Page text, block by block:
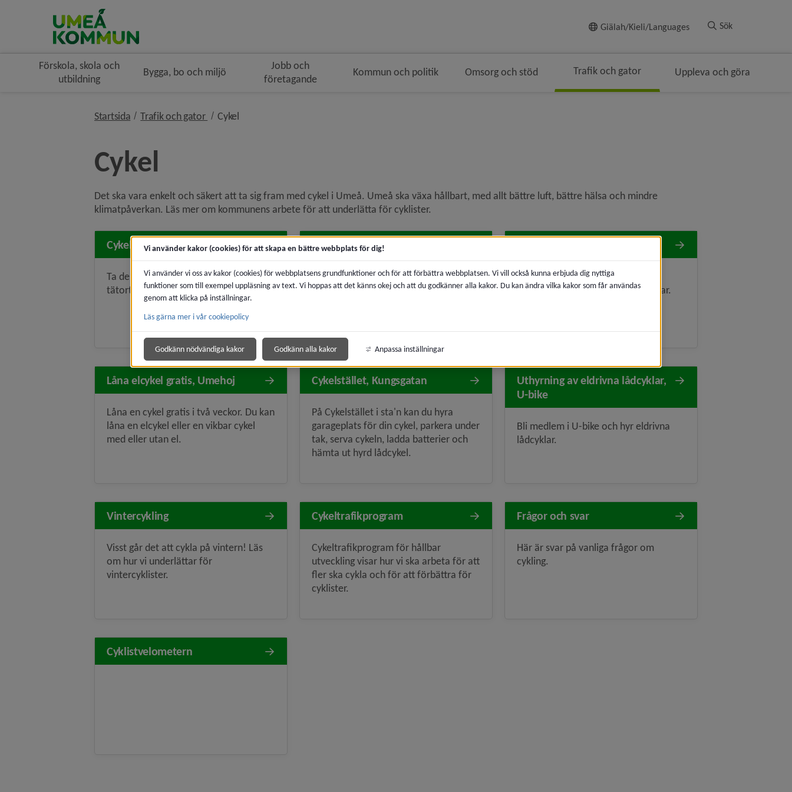
Giälah/Kieli/Languages Sök
Förskola, skola och
utbildning
Bygga, bo och miljö
Jobb och
företagande
Kommun och politik Omsorg och stöd Trafik och gator Uppleva och göra
Startsida Trafik och gator nivå i brödsmulenavigeringen
Cykelnivå i brödsmulenavigeringen
Cykel
Det ska vara enkelt och säkert att ta sig fram med cykel i Umeå. Umeå ska växa hållbart, med allt bättre luft, bättre hälsa och mindre
klimatpåverkan. Läs mer om kommunens arbete för att underlätta för cyklister.
Cykelkarta
Ta del av karta över cykelvägar i Umeå
tätort och kommundelarna.
Cykelparkering
Parkera din cykel på rätt sätt så att alla
kan ta sig fram och så att det ser
Pumpa cykeldäck, barnvagns- och
rullstolshjul med publika luftpumpar.
Låna elcykel gratis, Umehoj
Låna en cykel gratis i två veckor. Du kan
låna en elcykel eller en vikbar cykel
med eller utan el.
Cykelstället, Kungsgatan
På Cykelstället i sta'n kan du hyra
garageplats för din cykel, parkera under
tak, serva cykeln, ladda batterier och
hämta ut hyrd lådcykel.
Uthyrning av eldrivna lådcyklar,
U-bike
Bli medlem i U-bike och hyr eldrivna
lådcyklar.
Vintercykling
Visst går det att cykla på vintern! Läs
om hur vi underlättar för
vintercyklister.
Cykeltrafikprogram
Cykeltrafikprogram för hållbar
utveckling visar hur vi ska arbeta för att
fler ska cykla och för att förbättra för
cyklister.
Frågor och svar
Här är svar på vanliga frågor om
cykling.
Cyklistvelometern
Vi använder kakor (cookies) för att skapa en bättre webbplats för dig!
Vi använder vi oss av kakor (cookies) för webbplatsens grundfunktioner och för att förbättra webbplatsen. Vi vill också kunna erbjuda dig nyttiga
funktioner som till exempel uppläsning av text. Vi hoppas att det känns okej och att du godkänner alla kakor. Du kan ändra vilka kakor som får användas
genom att klicka på inställningar.
Läs gärna mer i vår cookiepolicy
Godkänn nödvändiga kakor Godkänn alla kakor Anpassa inställningar